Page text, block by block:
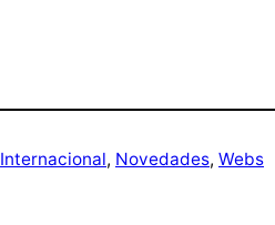
Internacional, Novedades, Webs